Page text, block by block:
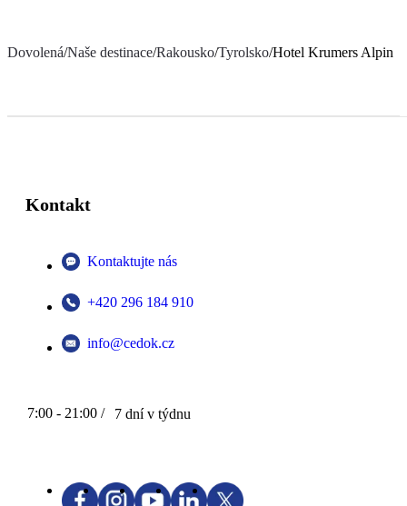
Dovolená/Naše destinace/Rakousko/Tyrolsko/Hotel Krumers Alpin
Kontakt
Kontaktujte nás
+420 296 184 910
info@cedok.cz
7:00 - 21:00 / 7 dní v týdnu